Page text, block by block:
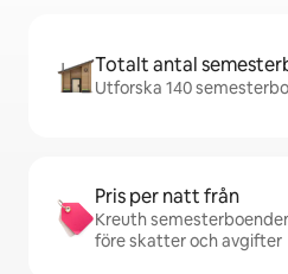
Totalt antal
Utforska 140
Pris per natt från
Kreuth
före skatter och avgifter